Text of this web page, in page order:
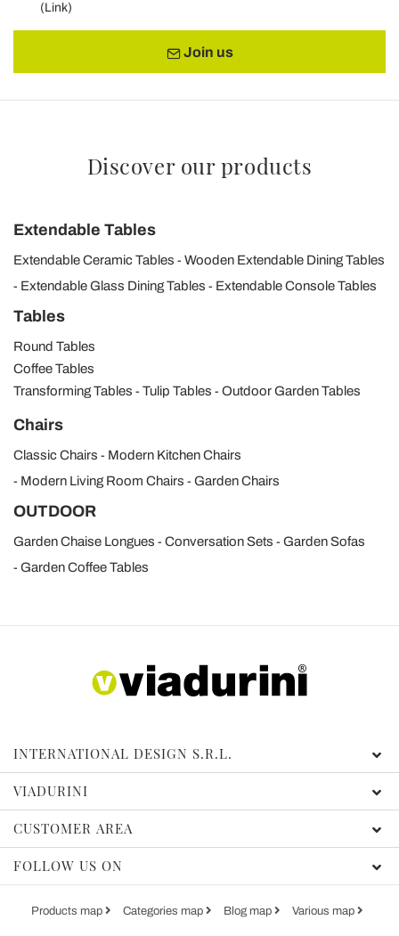
(Link)
Join us
Discover our products
Extendable Tables
Extendable Ceramic Tables
Wooden Extendable Dining Tables
Extendable Glass Dining Tables
Extendable Console Tables
Tables
Round Tables
Coffee Tables
Transforming Tables
Tulip Tables Outdoor Garden Tables
Chairs
Classic Chairs
Modern Kitchen Chairs
Modern Living Room Chairs
Garden Chairs
OUTDOOR
Garden Chaise Longues Conversation Sets
Garden Sofas
Garden Coffee Tables
INTERNATIONAL DESIGN S.R.L.
VIADURINI
CUSTOMER AREA
FOLLOW US ON
Products map Categories map Blog map Various map